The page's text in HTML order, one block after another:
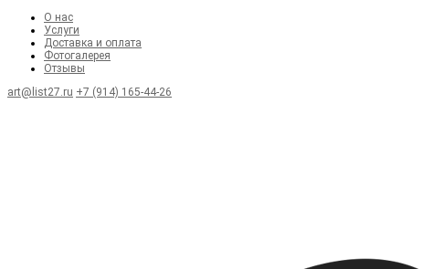
О нас
Услуги
Доставка и оплата
Фотогалерея
Отзывы
art@list27.ru +7 (914) 165-44-26